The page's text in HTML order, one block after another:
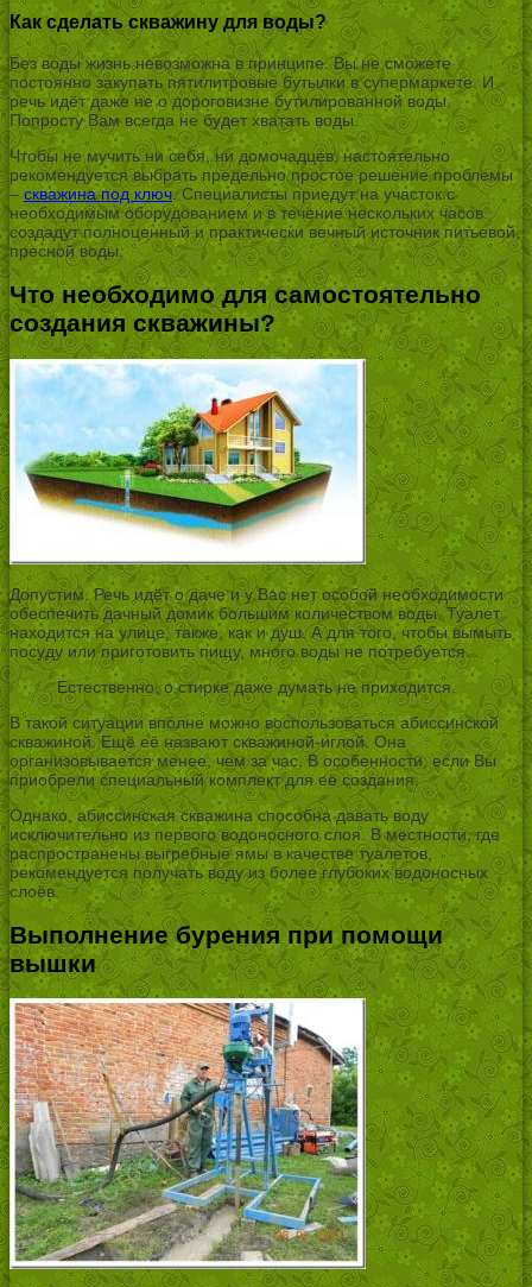
Как сделать скважину для воды?
Без воды жизнь невозможна в принципе. Вы не сможете
постоянно закупать пятилитровые бутылки в супермаркете. И
речь идёт даже не о дороговизне бутилированной воды.
Попросту Вам всегда не будет хватать воды.
Чтобы не мучить ни себя, ни домочадцев, настоятельно
рекомендуется выбрать предельно простое решение проблемы
– скважина под ключ. Специалисты приедут на участок с
необходимым оборудованием и в течение нескольких часов
создадут полноценный и практически вечный источник питьевой,
пресной воды.
Что необходимо для самостоятельно
создания скважины?
Допустим. Речь идёт о даче и у Вас нет особой необходимости
обеспечить дачный домик большим количеством воды. Туалет
находится на улице, также, как и душ. А для того, чтобы вымыть
посуду или приготовить пищу, много воды не потребуется.
Естественно, о стирке даже думать не приходится.
В такой ситуации вполне можно воспользоваться абиссинской
скважиной. Ещё её назвают скважиной-иглой. Она
организовывается менее, чем за час. В особенности, если Вы
приобрели специальный комплект для её создания.
Однако, абиссинская скважина способна давать воду
исключительно из первого водоносного слоя. В местности, где
распространены выгребные ямы в качестве туалетов,
рекомендуется получать воду из более глубоких водоносных
слоёв.
Выполнение бурения при помощи
вышки